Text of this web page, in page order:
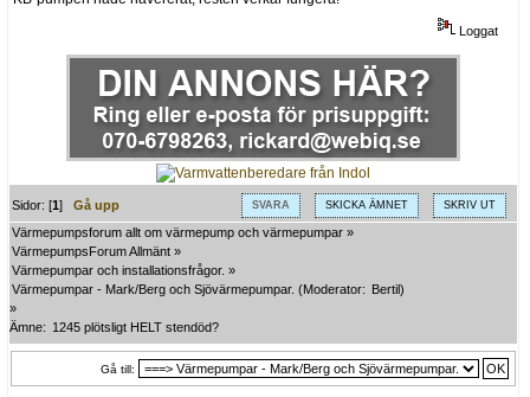
Loggat
SVARA SKICKA ÄMNET SKRIV UT
Sidor: [1]Gå upp
Värmepumpsforum allt om värmepump och värmepumpar »
VärmepumpsForum Allmänt »
Värmepumpar och installationsfrågor. »
Värmepumpar - Mark/Berg och Sjövärmepumpar. (Moderator: Bertil)
»
Ämne: 1245 plötsligt HELT stendöd?
Gå till: